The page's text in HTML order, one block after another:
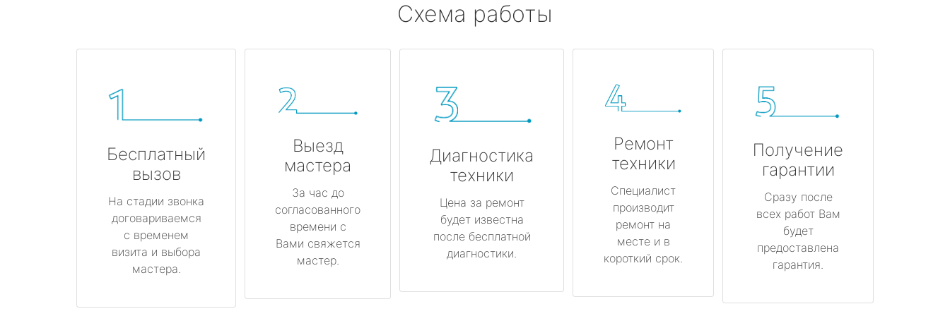
Схема работы
Бесплатный
вызов
На стадии звонка
договариваемся
с временем
визита и выбора
мастера.
Выезд
мастера
За час до
согласованного
времени с
Вами свяжется
мастер.
Диагностика
техники
Цена за ремонт
будет известна
после бесплатной
диагностики.
Ремонт
техники
Специалист
производит
ремонт на
месте и в
короткий срок.
Получение
гарантии
Сразу после
всех работ Вам
будет
предоставлена
гарантия.